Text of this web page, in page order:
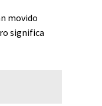
movido
significa